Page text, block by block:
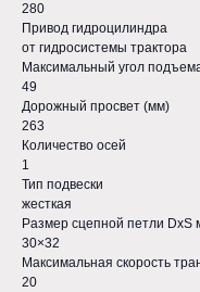
280
Привод гидроцилиндра
от гидросистемы трактора
Максимальный угол
49
Дорожный просвет (мм)
263
Количество осей
1
Тип подвески
жесткая
Размер сцепной петли DxS
30×32
Максимальная скорость
20
Официальный дилер МТЗ
Беларус в Амурской области.
КАТАЛОГ
КОНТАКТЫ
© ООО "КомплектСервис" 2024
8 965 671-26-00
(4162) 315-600